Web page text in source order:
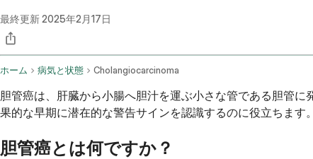
最終更新2025年2月17日
ホーム 病気と状態 Cholangiocarcinoma
胆管癌は、肝臓から小腸へ胆汁を運ぶ小さな管である胆管
果的な早期に潜在的な警告サインを認識するのに役立ちます。
胆管癌とは何ですか？